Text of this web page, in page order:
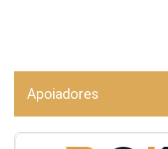
Apoiadores